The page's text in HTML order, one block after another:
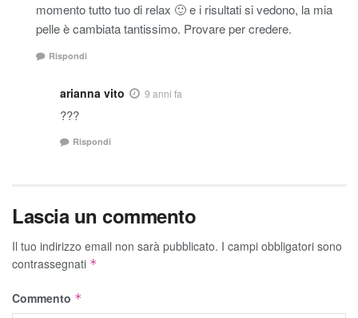
momento tutto tuo di relax 🙂 e i risultati si vedono, la mia
pelle è cambiata tantissimo. Provare per credere.
Rispondi
arianna vito 9 anni fa
???
Rispondi
Lascia un commento
Il tuo indirizzo email non sarà pubblicato. I campi obbligatori sono
contrassegnati *
Commento *